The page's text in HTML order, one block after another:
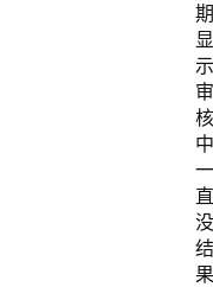
期
显
示
审
核
中
一
直
没
结
果